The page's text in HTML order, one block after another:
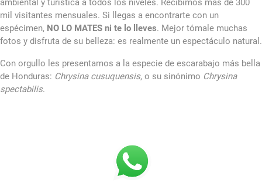
ambiental y turística a todos los niveles. Recibimos más de 300
mil visitantes mensuales. Si llegas a encontrarte con un
espécimen, NO LO MATES ni te lo lleves. Mejor tómale muchas
fotos y disfruta de su belleza: es realmente un espectáculo natural.
Con orgullo les presentamos a la especie de escarabajo más bella
de Honduras: Chrysina cusuquensis, o su sinónimo Chrysina
spectabilis.